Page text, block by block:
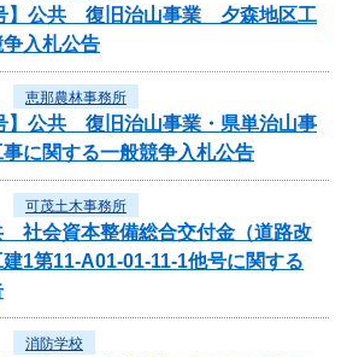
】公共 復旧治山事業 夕森地区工
入札公告
恵那農林事務所
】公共 復旧治山事業・県単治山事
に関する一般競争入札公告
可茂土木事務所
社会資本整備総合交付金（道路改
1第11-A01-01-11-1他号に関する
消防学校